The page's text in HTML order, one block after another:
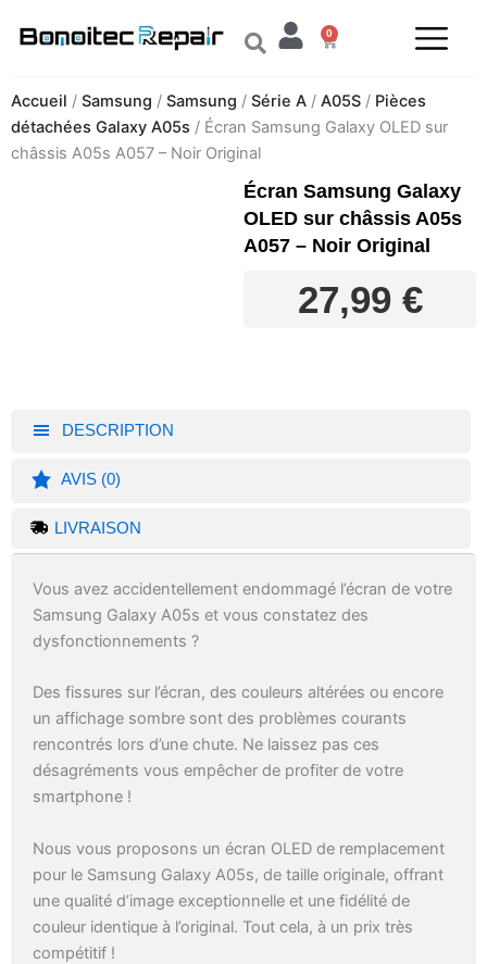
0
Panier
Accueil / Samsung / Samsung / Série A / A05S / Pièces
détachées Galaxy A05s / Écran Samsung Galaxy OLED sur
châssis A05s A057 – Noir Original
Écran Samsung Galaxy
OLED sur châssis A05s
A057 – Noir Original
27,99 €
DESCRIPTION
AVIS (0)
LIVRAISON
Vous avez accidentellement endommagé l’écran de votre
Samsung Galaxy A05s et vous constatez des
dysfonctionnements ?
Des fissures sur l’écran, des couleurs altérées ou encore
un affichage sombre sont des problèmes courants
rencontrés lors d’une chute. Ne laissez pas ces
désagréments vous empêcher de profiter de votre
smartphone !
Nous vous proposons un écran OLED de remplacement
pour le Samsung Galaxy A05s, de taille originale, offrant
une qualité d’image exceptionnelle et une fidélité de
couleur identique à l’original. Tout cela, à un prix très
compétitif !